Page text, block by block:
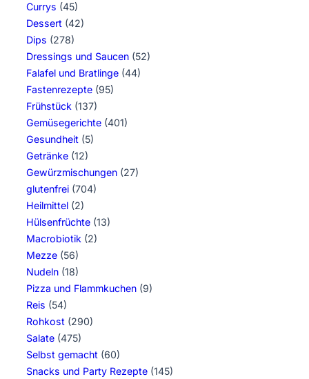
Currys (45)
Dessert (42)
Dips (278)
Dressings und Saucen (52)
Falafel und Bratlinge (44)
Fastenrezepte (95)
Frühstück (137)
Gemüsegerichte (401)
Gesundheit (5)
Getränke (12)
Gewürzmischungen (27)
glutenfrei (704)
Heilmittel (2)
Hülsenfrüchte (13)
Macrobiotik (2)
Mezze (56)
Nudeln (18)
Pizza und Flammkuchen (9)
Reis (54)
Rohkost (290)
Salate (475)
Selbst gemacht (60)
Snacks und Party Rezepte (145)